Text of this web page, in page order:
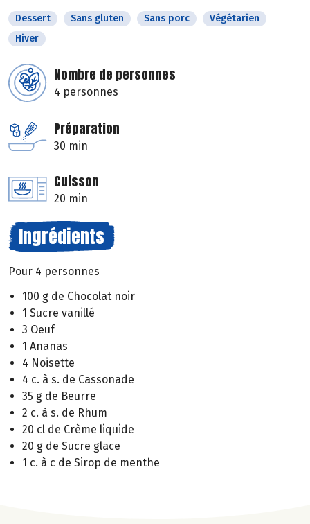
Dessert Sans gluten Sans porc
Végétarien
Hiver
Nombre de personnes
4 personnes
Préparation
30 min
Cuisson
20 min
Ingrédients
Pour 4 personnes
100 g de Chocolat noir
1 Sucre vanillé
3 Oeuf
1 Ananas
4 Noisette
4 c. à s. de Cassonade
35 g de Beurre
2 c. à s. de Rhum
20 cl de Crème liquide
20 g de Sucre glace
1 c. à c de Sirop de menthe